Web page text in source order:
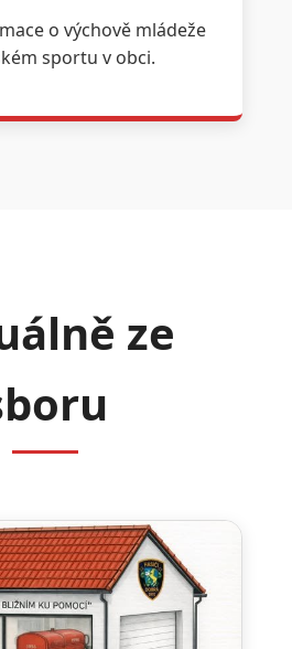
o výchově mládeže
sportu v obci.
ze